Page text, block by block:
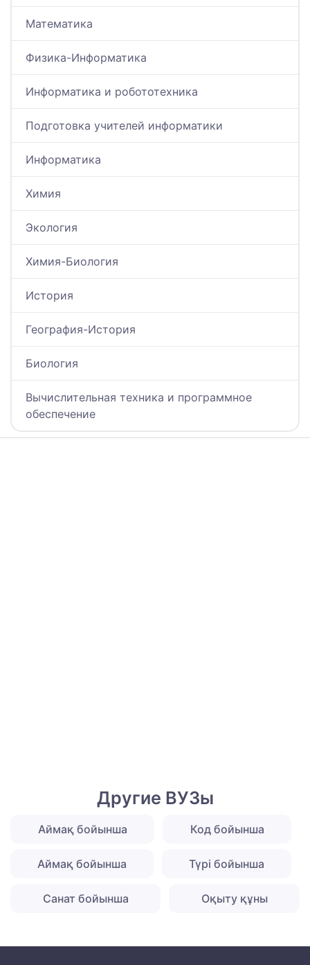
Математика
Физика-Информатика
Информатика и робототехника
Подготовка учителей информатики
Информатика
Химия
Экология
Химия-Биология
История
География-История
Биология
Вычислительная техника и программное
обеспечение
Другие ВУЗы
Аймақ бойынша Код бойынша
Аймақ бойынша Түрі бойынша
Санат бойынша Оқыту құны